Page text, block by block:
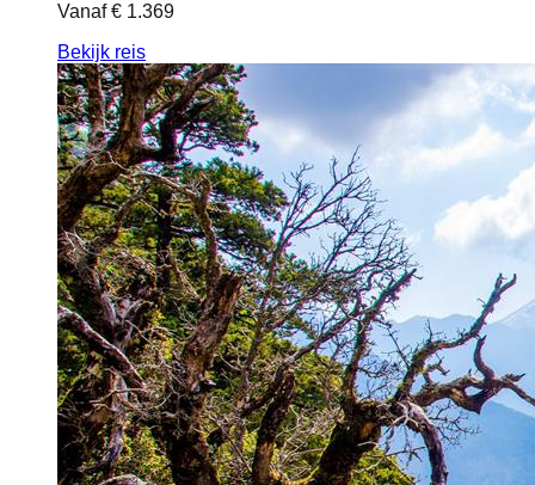
Vanaf€ 1.369
Bekijk reis